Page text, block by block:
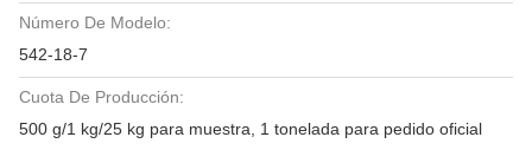
Número De Modelo:
542-18-7
Cuota De Producción:
500 g/1 kg/25 kg para muestra, 1 tonelada para pedido oficial